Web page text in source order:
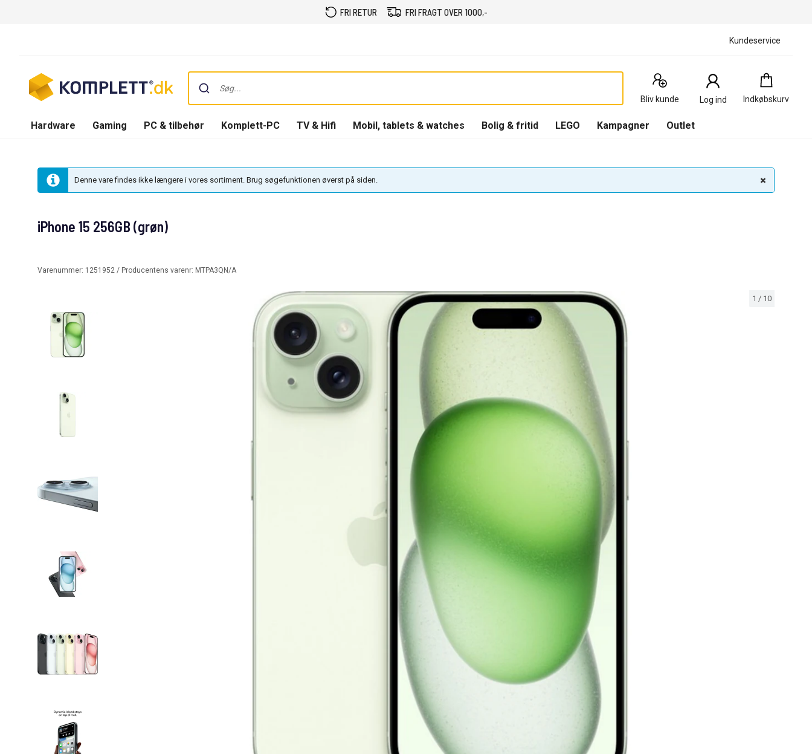
FRI RETUR FRI FRAGT OVER 1000,-
Kundeservice
Bliv kunde Log ind Indkøbskurv
Indkøbskurv
0
Produkter
Hardware Gaming PC & tilbehør Komplett-PC TV & Hifi Mobil, tablets & watches Bolig & fritid LEGO Kampagner Outlet
Denne vare findes ikke længere i vores sortiment. Brug søgefunktionen øverst på siden.
1 / 10
iPhone 15 256GB (grøn)
Varenummer: 1251952 / Producentens varenr: MTPA3QN/A